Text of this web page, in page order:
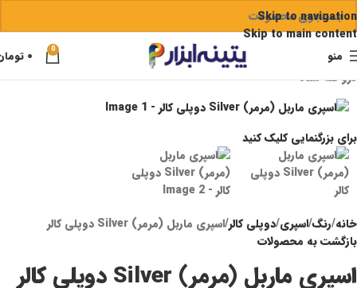
Skip to navigation
Skip to main content
منو 0 ۰
فروخته شده
برای بزرگنمایی کلیک کنید
خانه رنگ اسپری دوپلی کالر اسپری ماربل (مرمر) Silver دوپلی کالر
بازگشت به محصولات
اسپری ماربل (مرمر) Silver دوپلی کالر